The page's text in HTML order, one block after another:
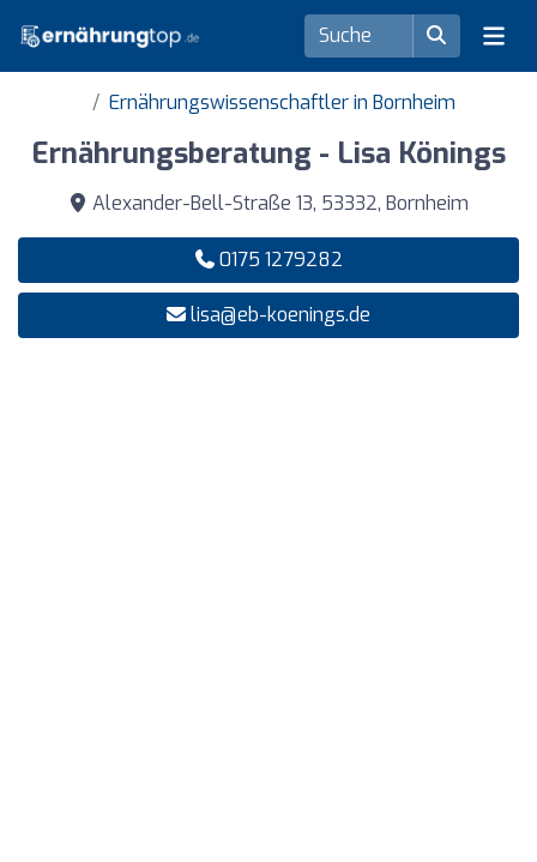
Ernährungswissenschaftler in Bornheim
Ernährungsberatung - Lisa Könings
Alexander-Bell-Straße 13, 53332, Bornheim
0175 1279282
lisa@eb-koenings.de